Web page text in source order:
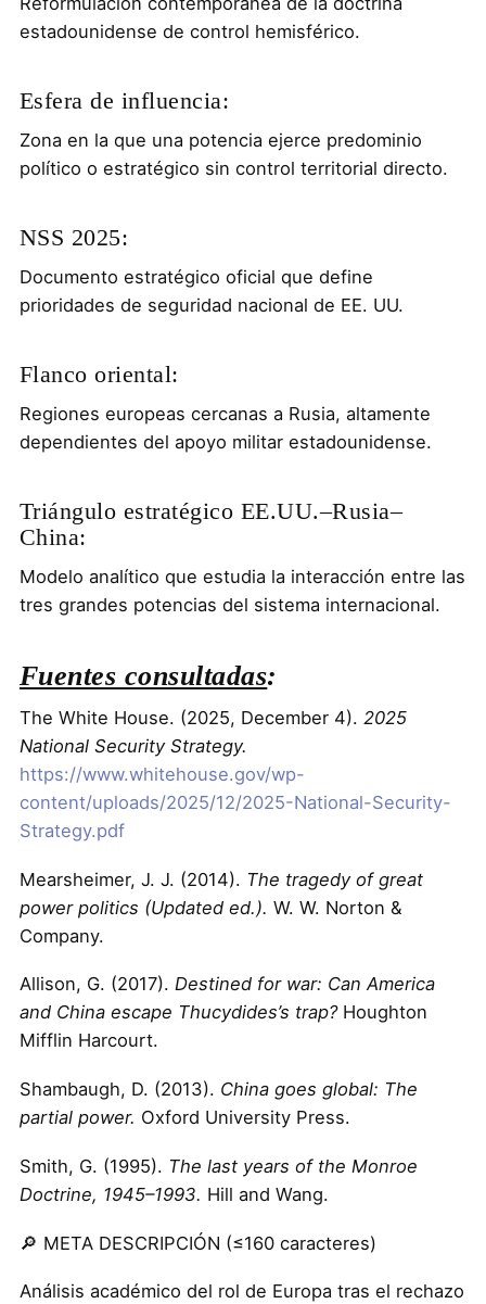
estadounidense de control hemisférico.
Esfera de influencia:
Zona en la que una potencia ejerce predominio
político o estratégico sin control territorial directo.
NSS 2025:
Documento estratégico oficial que define
prioridades de seguridad nacional de EE. UU.
Flanco oriental:
Regiones europeas cercanas a Rusia, altamente
dependientes del apoyo militar estadounidense.
Triángulo estratégico EE.UU.–Rusia–
China:
Modelo analítico que estudia la interacción entre las
tres grandes potencias del sistema internacional.
Fuentes consultadas:
The White House. (2025, December 4). 2025
National Security Strategy.
https://www.whitehouse.gov/wp-
content/uploads/2025/12/2025-National-Security-
Strategy.pdf
Mearsheimer, J. J. (2014). The tragedy of great
power politics (Updated ed.). W. W. Norton &
Company.
Allison, G. (2017). Destined for war: Can America
and China escape Thucydides’s trap?Houghton
Mifflin Harcourt.
Shambaugh, D. (2013). China goes global: The
partial power. Oxford University Press.
Smith, G. (1995). The last years of the Monroe
Doctrine, 1945–1993. Hill and Wang.
🔎 META DESCRIPCIÓN (≤160 caracteres)
Análisis académico del rol de Europa tras el rechazo